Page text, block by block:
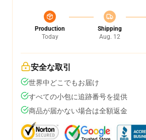
Production
Today
Shipping
Aug. 12
安全な取引
世界中どこでもお届け
すべての小包に追跡番号を提供
商品が届かない場合は全額返金